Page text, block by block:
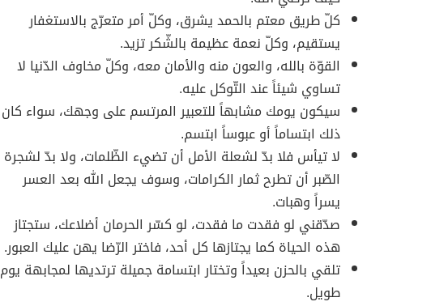
كلّ طريق معتم بالحمد يشرق، وكلّ أمر متعرّج بالاستغفار
يستقيم، وكلّ نعمة عظيمة بالشّكر تزيد.
القوّة بالله، والعون منه والأمان معه، وكلّ مخاوف الدّنيا لا
تساوي شيئاً عند التّوكل عليه.
سيكون يومك مشابهاً للتعبير المرتسم على وجهك، سواء كان
ذلك ابتساماً أو عبوساً ابتسم.
لا تيأس فلا بدّ لشعلة الأمل أن تضيء الظّلمات، ولا بدّ لشجرة
الصّبر أن تطرح ثمار الكرامات، وسوف يجعل الله بعد العسر
يسراً وهبات.
‏صدّقني لو فقدت ما فقدت، لو كسّر الحرمان أضلاعك، ستجتاز
هذه الحياة كما يجتازها كل أحد، فاختر الرّضا يهن عليك العبور.
تلقي بالحزن بعيداً وتختار ابتسامة جميلة ترتديها لمجابهة يوم
طويل.